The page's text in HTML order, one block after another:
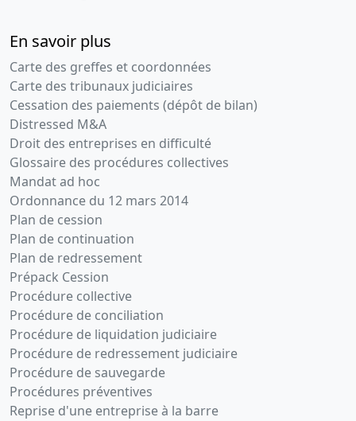
En savoir plus
Carte des greffes et coordonnées
Carte des tribunaux judiciaires
Cessation des paiements (dépôt de bilan)
Distressed M&A
Droit des entreprises en difficulté
Glossaire des procédures collectives
Mandat ad hoc
Ordonnance du 12 mars 2014
Plan de cession
Plan de continuation
Plan de redressement
Prépack Cession
Procédure collective
Procédure de conciliation
Procédure de liquidation judiciaire
Procédure de redressement judiciaire
Procédure de sauvegarde
Procédures préventives
Reprise d'une entreprise à la barre